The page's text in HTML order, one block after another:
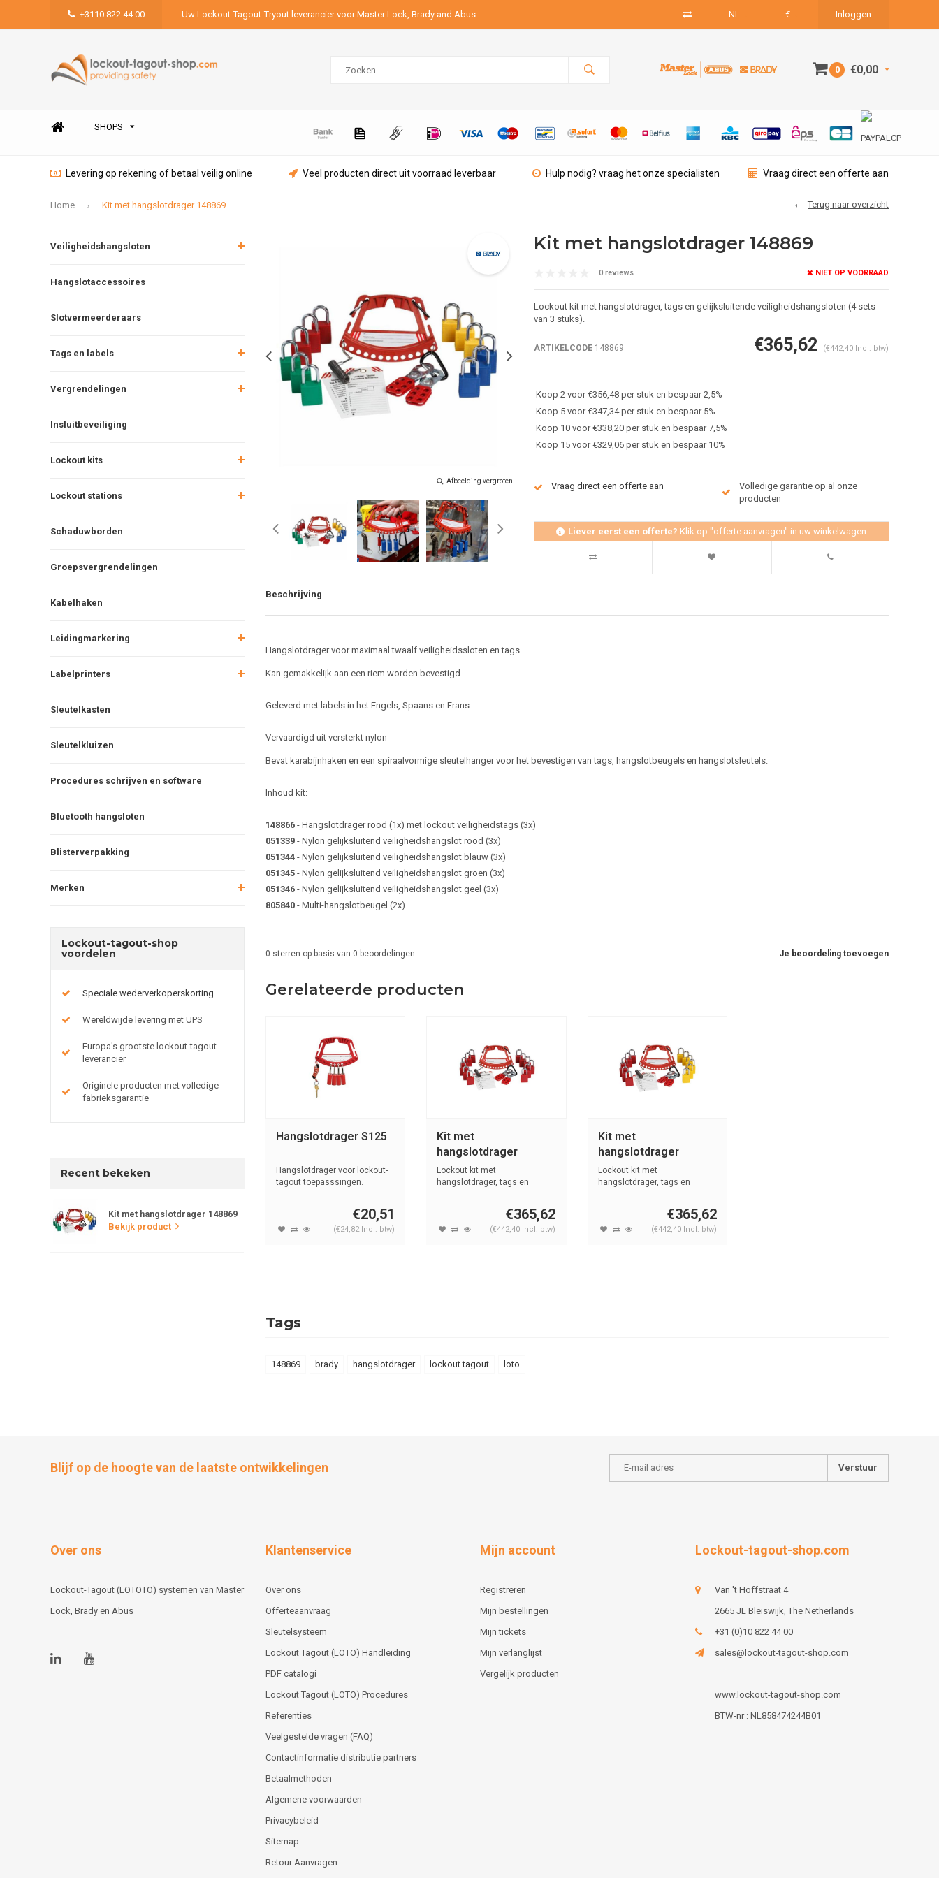
+3110 822 44 00 Uw Lockout-Tagout-Tryout leverancier voor Master Lock, Brady and Abus NL € Inloggen
0 €0,00
SHOPS
Levering op rekening of betaal veilig online Veel producten direct uit voorraad leverbaar Hulp nodig? vraag het onze specialisten Vraag direct een offerte aan
Home Kit met hangslotdrager 148869 Terug naar overzicht
Veiligheidshangsloten
Hangslotaccessoires
Slotvermeerderaars
Tags en labels
Vergrendelingen
Insluitbeveiliging
Lockout kits
Lockout stations
Schaduwborden
Groepsvergrendelingen
Kabelhaken
Leidingmarkering
Labelprinters
Sleutelkasten
Sleutelkluizen
Procedures schrijven en software
Bluetooth hangsloten
Blisterverpakking
Merken
Lockout-tagout-shop
voordelen
Speciale wederverkoperskorting
Wereldwijde levering met UPS
Europa's grootste lockout-tagout
leverancier
Originele producten met volledige
fabrieksgarantie
Recent bekeken
Kit met hangslotdrager 148869
Bekijk product
Afbeelding vergroten Afbeelding vergroten
Kit met hangslotdrager 148869
0 reviews NIET OP VOORRAAD
Lockout kit met hangslotdrager, tags en gelijksluitende veiligheidshangsloten (4 sets
van 3 stuks).
ARTIKELCODE148869 €365,62 (€442,40 Incl. btw)
Koop 2 voor €356,48 per stuk en bespaar 2,5%
Koop 5 voor €347,34 per stuk en bespaar 5%
Koop 10 voor €338,20 per stuk en bespaar 7,5%
Koop 15 voor €329,06 per stuk en bespaar 10%
Vraag direct een offerte aan
Volledige garantie op al onze
producten
Liever eerst een offerte? Klik op "offerte aanvragen" in uw winkelwagen
Beschrijving
Hangslotdrager voor maximaal twaalf veiligheidssloten en tags.
Kan gemakkelijk aan een riem worden bevestigd.
Geleverd met labels in het Engels, Spaans en Frans.
Vervaardigd uit versterkt nylon
Bevat karabijnhaken en een spiraalvormige sleutelhanger voor het bevestigen van tags, hangslotbeugels en hangslotsleutels.
Inhoud kit:
148866- Hangslotdrager rood (1x) met lockout veiligheidstags (3x)
051339- Nylon gelijksluitend veiligheidshangslot rood (3x)
051344- Nylon gelijksluitend veiligheidshangslot blauw (3x)
051345- Nylon gelijksluitend veiligheidshangslot groen (3x)
051346- Nylon gelijksluitend veiligheidshangslot geel (3x)
805840- Multi-hangslotbeugel (2x)
Je beoordeling toevoegen
0 sterren op basis van 0 beoordelingen
Gerelateerde producten
Hangslotdrager S125
Hangslotdrager voor lockout-
tagout toepasssingen.
€20,51
(€24,82 Incl. btw)
Kit met
hangslotdrager
148867
Lockout kit met
hangslotdrager, tags en
€365,62
(€442,40 Incl. btw)
Kit met
hangslotdrager
148864
Lockout kit met
hangslotdrager, tags en
€365,62
(€442,40 Incl. btw)
Tags
148869 brady hangslotdrager lockout tagout loto
Blijf op de hoogte van de laatste ontwikkelingen Verstuur
Over ons
Lockout-Tagout (LOTOTO) systemen van Master
Lock, Brady en Abus
Klantenservice
Over ons
Offerteaanvraag
Sleutelsysteem
Lockout Tagout (LOTO) Handleiding
PDF catalogi
Lockout Tagout (LOTO) Procedures
Referenties
Veelgestelde vragen (FAQ)
Contactinformatie distributie partners
Betaalmethoden
Algemene voorwaarden
Privacybeleid
Sitemap
Retour Aanvragen
Mijn account
Registreren
Mijn bestellingen
Mijn tickets
Mijn verlanglijst
Vergelijk producten
Lockout-tagout-shop.com
Van 't Hoffstraat 4
2665 JL Bleiswijk, The Netherlands
+31 (0)10 822 44 00
sales@lockout-tagout-shop.com
www.lockout-tagout-shop.com
BTW-nr : NL858474244B01